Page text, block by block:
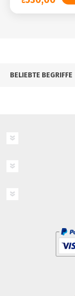
BELIEBTE BEGRIFFE